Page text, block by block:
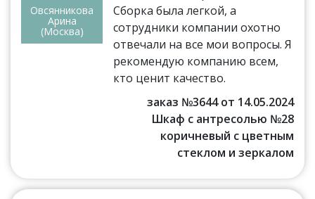
Овсянникова
Арина
(Москва)
Сборка была легкой, а
сотрудники компании охотно
отвечали на все мои вопросы. Я
рекомендую компанию всем,
кто ценит качество.
заказ №3644 от 14.05.2024
Шкаф с антресолью №28
коричневый с цветным
стеклом и зеркалом